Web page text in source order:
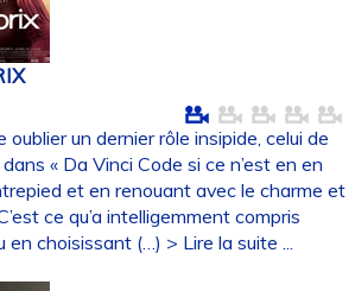
oublier un dernier rôle insipide, celui de
« Da Vinci Code si ce n’est en en
et en renouant avec le charme et
ce qu’a intelligemment compris
en choisissant (…) > Lire la suite ...